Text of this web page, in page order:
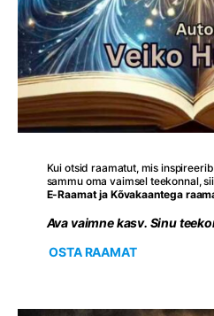
Kui otsid raamatut, mis
sammu oma vaimsel teekonnal,
E-Raamat ja Kõvakaantega
Ava vaimne kasv. Sinu
OSTA RAAMAT